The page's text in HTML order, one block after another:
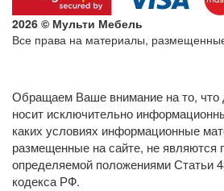
2026 © Мульти Мебель
Все права на материалы,
Обращаем Ваше внимание на то, что
носит исключительно
каких условиях информационные
размещенные на сайте, не являются
определяемой положениями Статьи
кодекса РФ.